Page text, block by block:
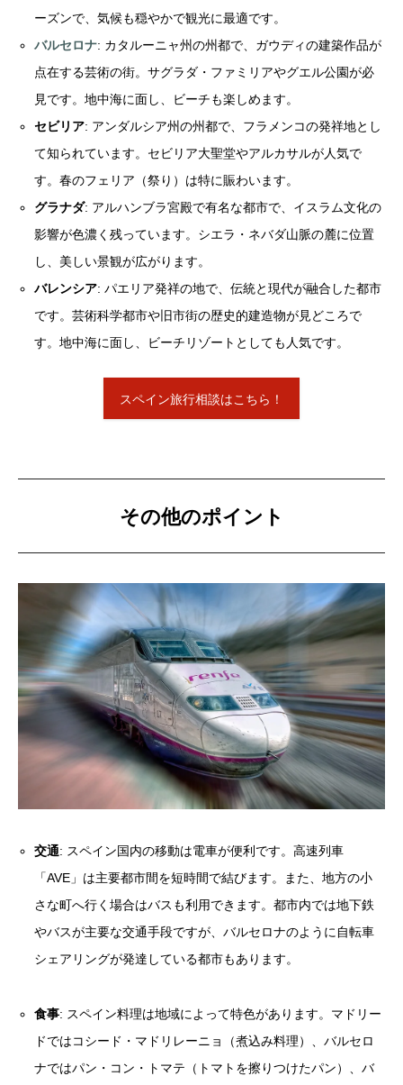
ーズンで、気候も穏やかで観光に最適です。
バルセロナ: カタルーニャ州の州都で、ガウディの建築作品が
点在する芸術の街。サグラダ・ファミリアやグエル公園が必
見です。地中海に面し、ビーチも楽しめます。
セビリア: アンダルシア州の州都で、フラメンコの発祥地とし
て知られています。セビリア大聖堂やアルカサルが人気で
す。春のフェリア（祭り）は特に賑わいます。
グラナダ: アルハンブラ宮殿で有名な都市で、イスラム文化の
影響が色濃く残っています。シエラ・ネバダ山脈の麓に位置
し、美しい景観が広がります。
バレンシア: パエリア発祥の地で、伝統と現代が融合した都市
です。芸術科学都市や旧市街の歴史的建造物が見どころで
す。地中海に面し、ビーチリゾートとしても人気です。
スペイン旅行相談はこちら！
その他のポイント
交通: スペイン国内の移動は電車が便利です。高速列車
「AVE」は主要都市間を短時間で結びます。また、地方の小
さな町へ行く場合はバスも利用できます。都市内では地下鉄
やバスが主要な交通手段ですが、バルセロナのように自転車
シェアリングが発達している都市もあります。
食事: スペイン料理は地域によって特色があります。マドリー
ドではコシード・マドリレーニョ（煮込み料理）、バルセロ
ナではパン・コン・トマテ（トマトを擦りつけたパン）、バ